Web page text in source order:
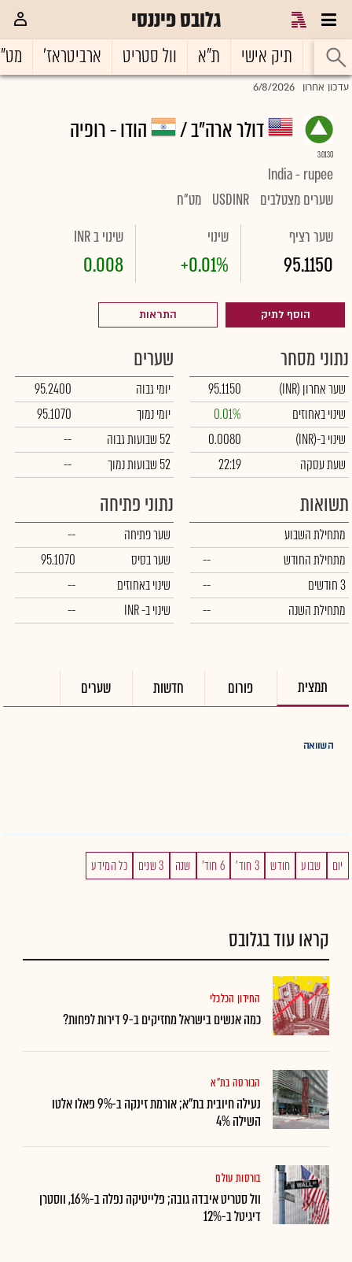
גלובס פיננסי
ראשי תיק אישי ת"א וול סטריט ארביטראז'
עדכון אחרון 6/8/2026
תמצית פורום חדשות שערים
השוואה
יום שבוע חודש 3 חוד' 6 חוד' שנה 3 שנים כל המידע
דולר ארה"ב / הודו - רופיה
3.0130
India - rupee
שערים מצטלבים USDINR מט"ח
שער רציף
95.1150
שינוי
+0.01%
שינוי ב INR
0.008
הוסף לתיק התראות
נתוני מסחר
שער אחרון (INR)
95.1150
שינוי באחוזים
0.01%
שינוי ב-(INR)
0.0080
שעת עסקה
22:19
שערים
יומי גבוה
95.2400
יומי נמוך
95.1070
52 שבועות גבוה
--
52 שבועות נמוך
--
תשואות
מתחילת השבוע
מתחילת החודש
--
3 חודשים
--
מתחילת השנה
--
נתוני פתיחה
שער פתיחה
--
שער בסיס
95.1070
שינוי באחוזים
--
שינויב- INR --
קראו עוד בגלובס
החידון הכלכלי
כמה אנשים בישראל מחזיקים ב-9 דירות לפחות?
הבורסה בת"א
נעילה חיובית בת"א; אורמת זינקה ב-9% פאלו אלטו
השילה 4%
בורסות עולם
וול סטריט איבדה גובה; פלייטיקה נפלה ב-16%, ווסטרן
דיגיטל ב-12%